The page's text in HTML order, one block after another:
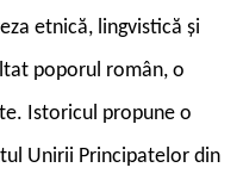
etnică, lingvistică și
poporul român, o
Istoricul propune o
Unirii Principatelor din